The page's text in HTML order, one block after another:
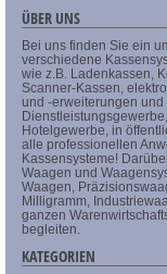
ÜBER UNS
Bei uns finden Sie ein
verschiedene
wie z.B. Ladenkassen,
Scanner-Kassen,
und -erweiterungen
Hotelgewerbe, in
alle professionellen
Kassensysteme!
Waagen und
Waagen,
Milligramm,
ganzen
begleiten.
KATEGORIEN